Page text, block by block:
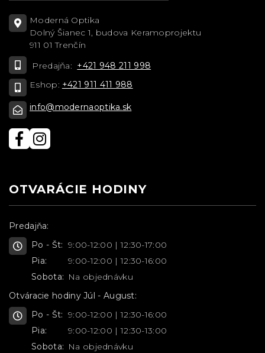
Moderná Optika
Dolný Šianec 1, budova Keramoprojektu
911 01 Trenčín
Predajňa: +421 948 211 998
Eshop: +421 911 411 988
info@modernaoptika.sk
OTVARÁCIE HODINY
Predajňa:
Po - Št: 9:00-12:00 | 12:30-17:00
Pia:
9:00-12:00 | 12:30-16:00
Sobota: Na objednávku
Otváracie hodiny Júl - August:
Po - Št: 9:00-12:00 | 12:30-16:00
Pia:
9:00-12:00 | 12:30-13:00
Sobota: Na objednávku